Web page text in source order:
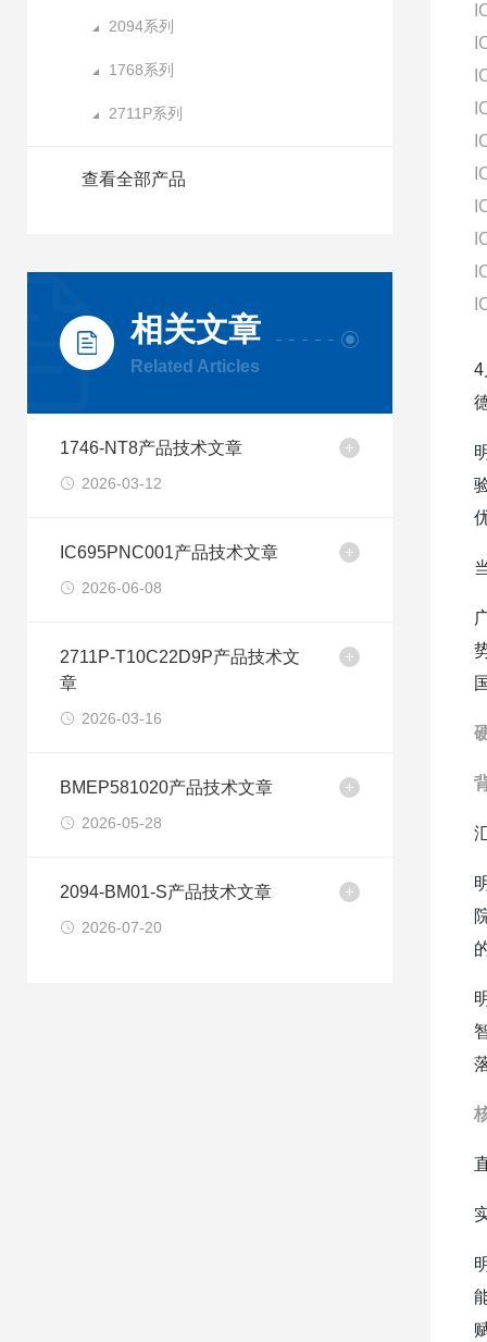
2094系列
1768系列
2711P系列
查看全部产品
相关文章
Related Articles
1746-NT8产品技术文章
2026-03-12
IC695PNC001产品技术文章
2026-06-08
2711P-T10C22D9P产品技术文
章
2026-03-16
BMEP581020产品技术文章
2026-05-28
2094-BM01-S产品技术文章
2026-07-20
4